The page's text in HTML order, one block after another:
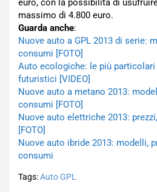
euro, con la possibilità di
massimo di 4.800 euro.
Guarda anche:
Nuove auto a GPL 2013 di serie:
consumi [FOTO]
Auto ecologiche: le più
futuristici [VIDEO]
Nuove auto a metano 2013:
consumi [FOTO]
Nuove auto elettriche 2013:
[FOTO]
Nuove auto ibride 2013: modelli,
consumi
Tags:Auto GPL